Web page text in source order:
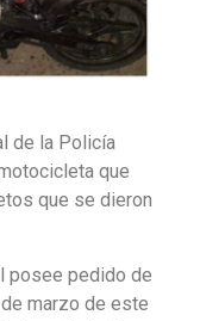
de la Policía
que
que se dieron
posee pedido de
marzo de este